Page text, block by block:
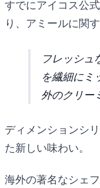
すでにアイコス公
り、アミールに関
フレッシュ
を繊細にミ
外のクリー
ディメンションシ
た新しい味わい。
海外の著名なシェ